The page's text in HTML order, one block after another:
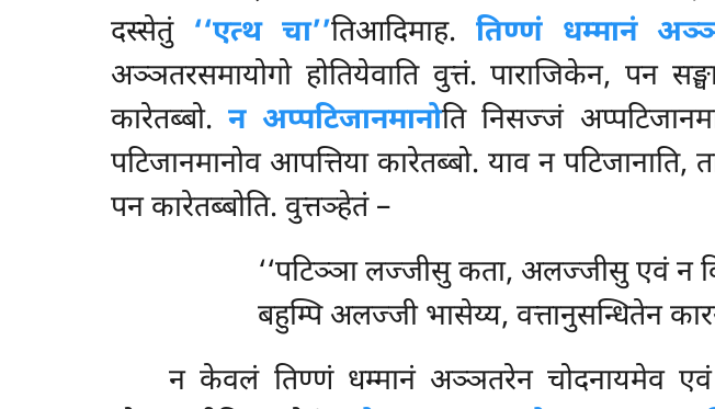
दस्सेतुं ‘‘एत्थ चा’’तिआदिमाह. तिण्णं धम्मानं
अञ्ञतरसमायोगो होतियेवाति वुत्तं. पाराजिकेन, पन
कारेतब्बो.न अप्पटिजानमानोति निसज्जं
पटिजानमानोव आपत्तिया कारेतब्बो. याव न पटिजानाति,
पन कारेतब्बोति. वुत्तञ्हेतं –
‘‘पटिञ्ञा लज्जीसु कता, अलज्जीसु एवं न
बहुम्पि अलज्जी भासेय्य, वत्तानुसन्धितेन
न केवलं तिण्णं धम्मानं अञ्ञतरेन चोदनायमेव एवं